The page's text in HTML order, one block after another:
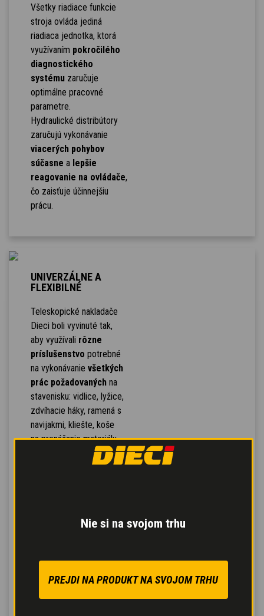
Nie si na svojom trhu
PREJDI NA PRODUKT NA SVOJOM TRHU
Všetky riadiace funkcie
stroja ovláda jediná
riadiaca jednotka, ktorá
využívaním pokročilého
diagnostického
systémuzaručuje
optimálne pracovné
parametre.
Hydraulické distribútory
zaručujú vykonávanie
viacerých pohybov
súčasne a lepšie
reagovanie na ovládače,
čo zaisťuje účinnejšiu
prácu.
UNIVERZÁLNE A
FLEXIBILNÉ
Teleskopické nakladače
Dieci boli vyvinuté tak,
aby využívali rôzne
príslušenstvo potrebné
na vykonávanie všetkých
prác požadovanýchna
stavenisku: vidlice, lyžice,
zdvíhacie háky, ramená s
navijakmi, kliešte, koše
na prenášanie materiálu,
miešačky, cisterny na
betón, zametacie stroje,
rozpoznaní pripojeného
príslušenstva.